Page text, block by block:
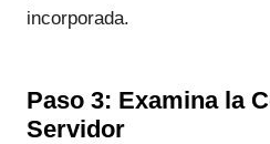
incorporada.
Paso 3: Examina la
Servidor